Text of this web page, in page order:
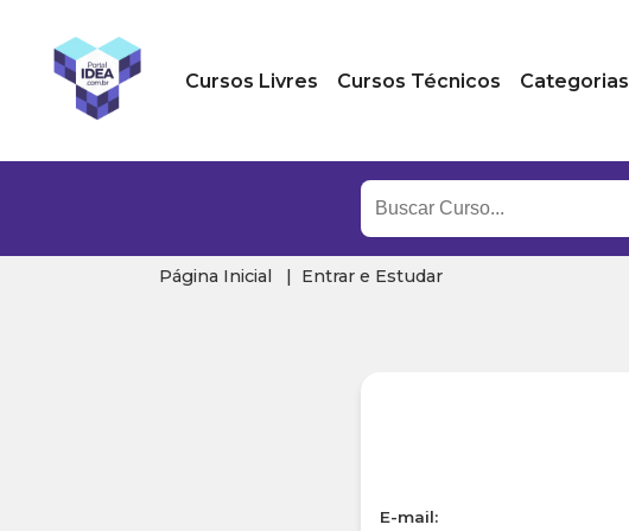
Cursos Livres Cursos Técnicos Categorias
Página Inicial Entrar e Estudar
E-mail: